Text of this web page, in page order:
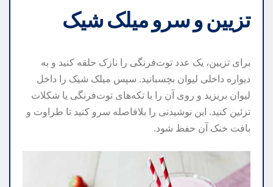
تزیین و سرو میلک شیک
برای تزیین، یک عدد توت‌فرنگی را نازک حلقه کنید و به
دیواره داخلی لیوان بچسبانید. سپس میلک شیک را داخل
لیوان بریزید و روی آن را با تکه‌های توت‌فرنگی یا شکلات
تزئین کنید. این نوشیدنی را بلافاصله سرو کنید تا طراوت و
بافت خنک آن حفظ شود.